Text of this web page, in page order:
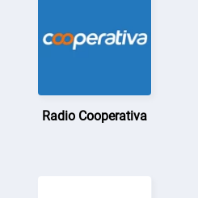
Radio Cooperativa